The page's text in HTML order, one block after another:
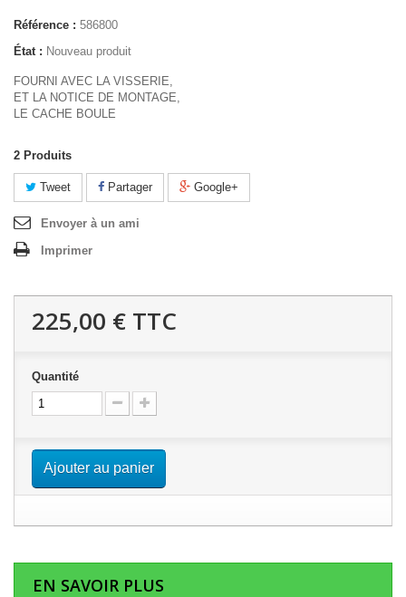
Référence : 586800
État : Nouveau produit
FOURNI AVEC LA VISSERIE,
ET LA NOTICE DE MONTAGE,
LE CACHE BOULE
2 Produits
Tweet Partager Google+
Envoyer à un ami
Imprimer
225,00 € TTC
Quantité
Ajouter au panier
EN SAVOIR PLUS